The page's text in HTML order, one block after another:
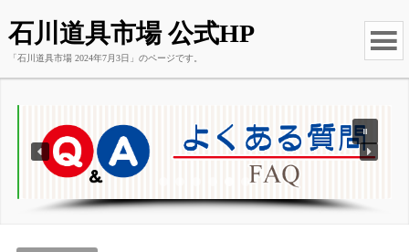
石川道具市場 公式HP
「石川道具市場 2024年7月3日」のページです。